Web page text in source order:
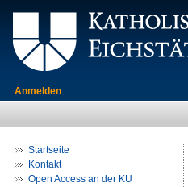
Anmelden
Startseite
Kontakt
Open Access an der KU